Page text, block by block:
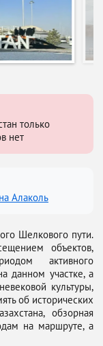
только
нет
Алаколь
Шелкового пути.
объектов,
активного
данном участке, а
культуры,
об исторических
обзорная
на маршруте, а